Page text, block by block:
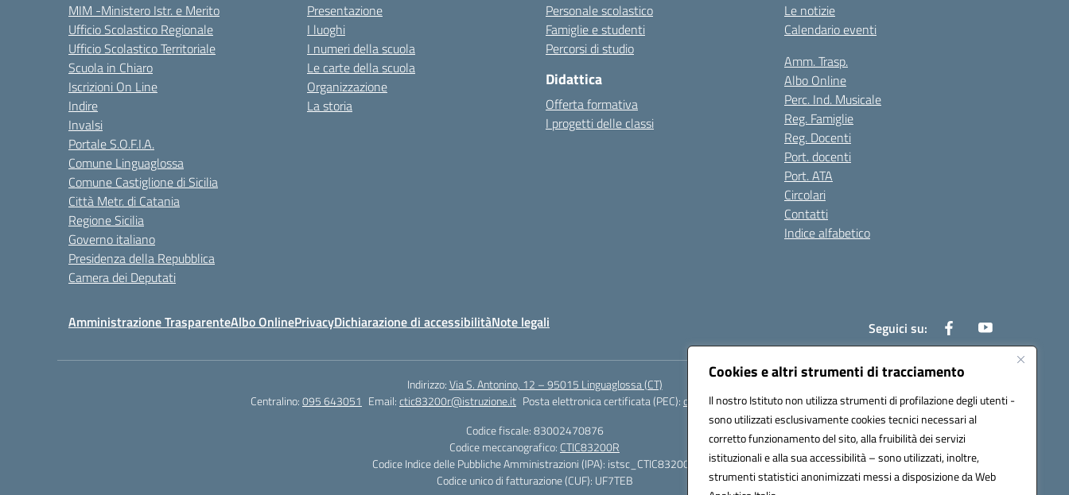
Cookies e altri strumenti di tracciamento
Il nostro Istituto non utilizza strumenti di profilazione degli utenti -
sono utilizzati esclusivamente cookies tecnici necessari al
corretto funzionamento del sito, alla fruibilità dei servizi
istituzionali e alla sua accessibilità – sono utilizzati, inoltre,
strumenti statistici anonimizzati messi a disposizione da Web
MIM -Ministero Istr. e Merito
Ufficio Scolastico Regionale
Ufficio Scolastico Territoriale
Scuola in Chiaro
Iscrizioni On Line
Indire
Invalsi
Portale S.O.F.I.A.
Comune Linguaglossa
Comune Castiglione di Sicilia
Città Metr. di Catania
Regione Sicilia
Governo italiano
Presidenza della Repubblica
Camera dei Deputati
Presentazione
I luoghi
I numeri della scuola
Le carte della scuola
Organizzazione
La storia
Personale scolastico
Famiglie e studenti
Percorsi di studio
Didattica
Offerta formativa
I progetti delle classi
Le notizie
Calendario eventi
Amm. Trasp.
Albo Online
Perc. Ind. Musicale
Reg. Famiglie
Reg. Docenti
Port. docenti
Port. ATA
Circolari
Contatti
Indice alfabetico
Amministrazione TrasparenteAlbo OnlinePrivacyDichiarazione di accessibilitàNote legali Seguici su:
Indirizzo:Via S. Antonino, 12 – 95015 Linguaglossa (CT)
Centralino:095 643051 Email:ctic83200r@istruzione.it Posta elettronica certificata (PEC):ctic83200r@pec.istruzione.it
Codice fiscale: 83002470876
Codice meccanografico: CTIC83200R
Codice Indice delle Pubbliche Amministrazioni (IPA): istsc_CTIC83200R
Codice unico di fatturazione (CUF): UF7TEB